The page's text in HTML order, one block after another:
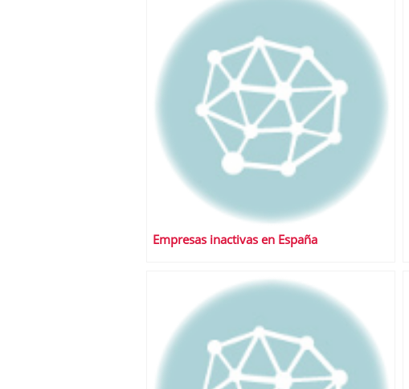
Empresas inactivas en España